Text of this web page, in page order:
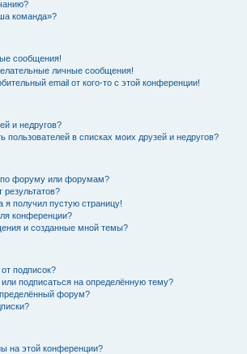
команда»?
сообщения!
личные сообщения!
email от кого-то с этой конференции!
и недругов?
пользователей в списках моих друзей и недругов?
по форуму или форумам?
я получил пустую страницу!
конференции?
и созданные мной темы?
подписок?
или подписаться на определённую тему?
форум?
на этой конференции?